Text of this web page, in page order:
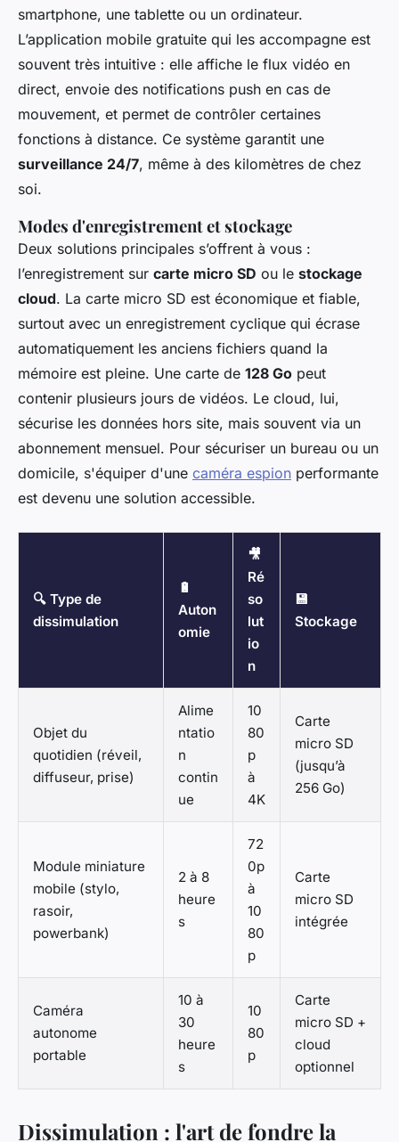
smartphone, une tablette ou un ordinateur.
L’application mobile gratuite qui les accompagne est
souvent très intuitive : elle affiche le flux vidéo en
direct, envoie des notifications push en cas de
mouvement, et permet de contrôler certaines
fonctions à distance. Ce système garantit une
surveillance 24/7, même à des kilomètres de chez
soi.
Modes d'enregistrement et stockage
Deux solutions principales s’offrent à vous :
l’enregistrement sur carte micro SD ou le stockage
cloud. La carte micro SD est économique et fiable,
surtout avec un enregistrement cyclique qui écrase
automatiquement les anciens fichiers quand la
mémoire est pleine. Une carte de 128 Go peut
contenir plusieurs jours de vidéos. Le cloud, lui,
sécurise les données hors site, mais souvent via un
abonnement mensuel. Pour sécuriser un bureau ou un
domicile, s'équiper d'une caméra espion performante
est devenu une solution accessible.
🔍 Type de
dissimulation
🔋
Auton
omie
🎥
Ré
so
lut
io
n
💾
Stockage
Objet du
quotidien (réveil,
diffuseur, prise)
Alime
ntatio
n
contin
ue
10
80
p
à
4K
Carte
micro SD
(jusqu’à
256 Go)
Module miniature
mobile (stylo,
rasoir,
powerbank)
2 à 8
heure
s
72
0p
à
10
80
p
Carte
micro SD
intégrée
Caméra
autonome
portable
10 à
30
heure
s
10
80
p
Carte
micro SD +
cloud
optionnel
Dissimulation : l'art de fondre la